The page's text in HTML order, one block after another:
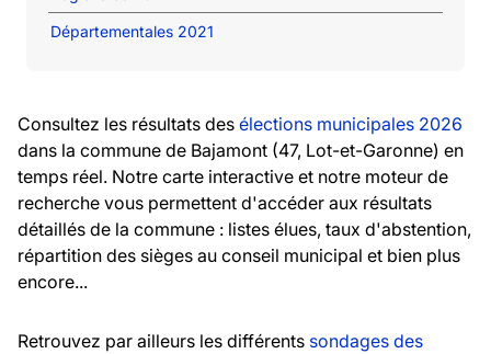
Départementales 2021
Consultez les résultats des élections municipales 2026
dans la commune de Bajamont (47, Lot-et-Garonne) en
temps réel. Notre carte interactive et notre moteur de
recherche vous permettent d'accéder aux résultats
détaillés de la commune : listes élues, taux d'abstention,
répartition des sièges au conseil municipal et bien plus
encore...
Retrouvez par ailleurs les différents sondages des